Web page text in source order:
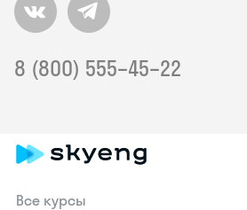
8 (800) 555–45–22
Все курсы